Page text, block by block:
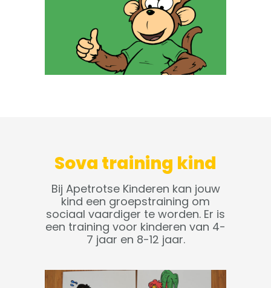
Sova training kind
Bij Apetrotse Kinderen kan jouw
kind een groepstraining om
sociaal vaardiger te worden. Er is
een training voor kinderen van 4-
7 jaar en 8-12 jaar.